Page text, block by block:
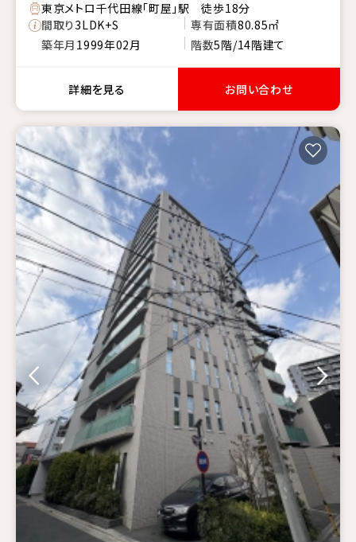
東京メトロ千代田線「町屋」駅 徒歩18分
間取り3LDK+S 専有面積80.85㎡
築年月 1999年02月 階数5階/14階建て
詳細を見る お問い合わせ